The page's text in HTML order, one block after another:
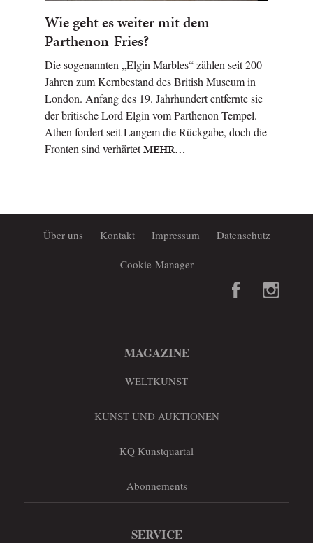
Wie geht es weiter mit dem
Parthenon-Fries?
Die sogenannten „Elgin Marbles“ zählen seit 200
Jahren zum Kernbestand des British Museum in
London. Anfang des 19. Jahrhundert entfernte sie
der britische Lord Elgin vom Parthenon-Tempel.
Athen fordert seit Langem die Rückgabe, doch die
Fronten sind verhärtetMEHR…
Über uns Kontakt Impressum Datenschutz
Cookie-Manager
MAGAZINE
WELTKUNST
KUNST UND AUKTIONEN
KQ Kunstquartal
Abonnements
SERVICE